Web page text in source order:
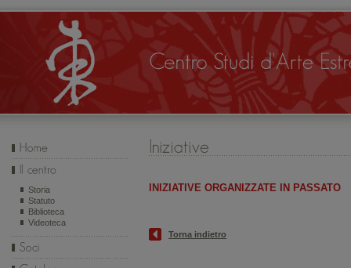
Storia
Statuto
Biblioteca
Videoteca
INIZIATIVE ORGANIZZATE IN PASSATO
Torna indietro